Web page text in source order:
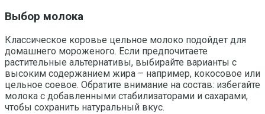
Выбор молока
Классическое коровье цельное молоко подойдет для
домашнего мороженого. Если предпочитаете
растительные альтернативы, выбирайте варианты с
высоким содержанием жира – например, кокосовое или
цельное соевое. Обратите внимание на состав: избегайте
молока с добавленными стабилизаторами и сахарами,
чтобы сохранить натуральный вкус.